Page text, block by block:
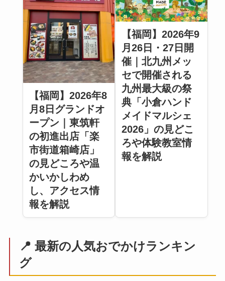
【福岡】2026年8
月8日グランドオ
ープン｜東筑軒
の初進出店「楽
市街道箱崎店」
の見どころや温
かいかしわめ
し、アクセス情
報を解説
【福岡】2026年9
月26日・27日開
催｜北九州メッ
セで開催される
九州最大級の祭
典「小倉ハンド
メイドマルシェ
2026」の見どこ
ろや体験教室情
報を解説
📍 最新の人気おでかけランキン
グ